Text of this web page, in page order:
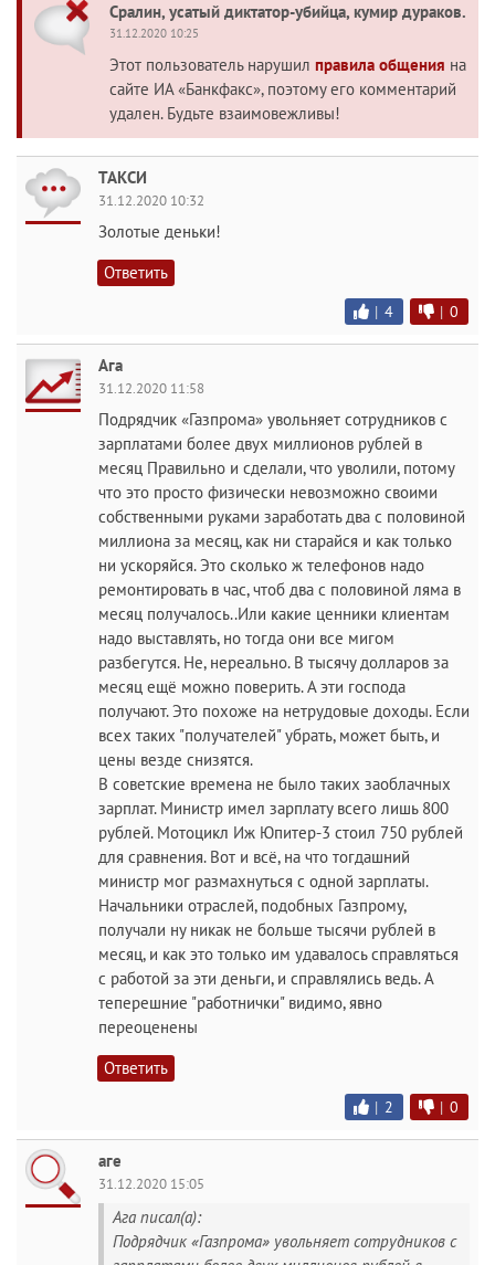
Сралин, усатый диктатор-убийца, кумир дураков.
31.12.2020 10:25
Этот пользователь нарушил правила общения на
сайте ИА «Банкфакс», поэтому его комментарий
удален. Будьте взаимовежливы!
ТАКСИ
31.12.2020 10:32
Золотые деньки!
Ответить
| 4 | 0
Ага
31.12.2020 11:58
Подрядчик «Газпрома» увольняет сотрудников с
зарплатами более двух миллионов рублей в
месяц Правильно и сделали, что уволили, потому
что это просто физически невозможно своими
собственными руками заработать два с половиной
миллиона за месяц, как ни старайся и как только
ни ускоряйся. Это сколько ж телефонов надо
ремонтировать в час, чтоб два с половиной ляма в
месяц получалось..Или какие ценники клиентам
надо выставлять, но тогда они все мигом
разбегутся. Не, нереально. В тысячу долларов за
месяц ещё можно поверить. А эти господа
получают. Это похоже на нетрудовые доходы. Если
всех таких "получателей" убрать, может быть, и
цены везде снизятся.
В советские времена не было таких заоблачных
зарплат. Министр имел зарплату всего лишь 800
рублей. Мотоцикл Иж Юпитер-3 стоил 750 рублей
для сравнения. Вот и всё, на что тогдашний
министр мог размахнуться с одной зарплаты.
Начальники отраслей, подобных Газпрому,
получали ну никак не больше тысячи рублей в
месяц, и как это только им удавалось справляться
с работой за эти деньги, и справлялись ведь. А
теперешние "работнички" видимо, явно
переоценены
Ответить
| 2 | 0
аге
31.12.2020 15:05
Ага писал(а):
Подрядчик «Газпрома» увольняет сотрудников с